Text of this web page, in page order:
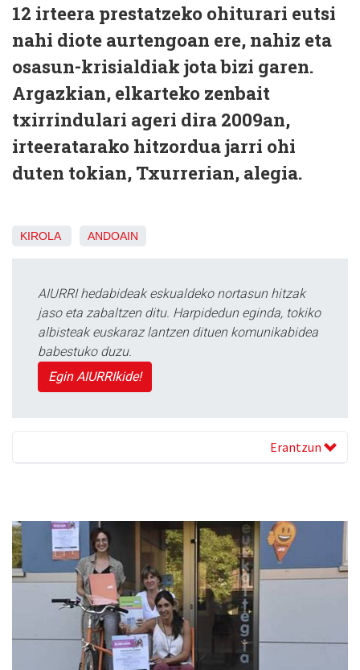
12 irteera prestatzeko ohiturari eutsi
nahi diote aurtengoan ere, nahiz eta
osasun-krisialdiak jota bizi garen.
Argazkian, elkarteko zenbait
txirrindulari ageri dira 2009an,
irteeratarako hitzordua jarri ohi
duten tokian, Txurrerian, alegia.
KIROLA ANDOAIN
AIURRI hedabideak eskualdeko nortasun hitzak
jaso eta zabaltzen ditu. Harpidedun eginda, tokiko
albisteak euskaraz lantzen dituen komunikabidea
babestuko duzu.
Egin AIURRIkide!
Erantzun